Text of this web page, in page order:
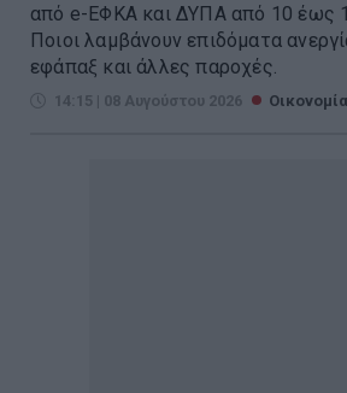
από e-ΕΦΚΑ και ΔΥΠΑ από 10 έως
Ποιοι λαμβάνουν επιδόματα
εφάπαξ και άλλες παροχές.
14:15 | 08 Αυγούστου 2026 Οικονομία